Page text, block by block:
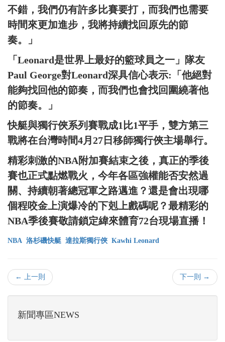
不錯，我們仍有許多比賽要打，而我們也需要
時間來更加進步，我將持續找回原先的節
奏。」
「Leonard是世界上最好的籃球員之一」隊友
Paul George對Leonard深具信心表示:「他絕對
能夠找回他的節奏，而我們也會找回圍繞著他
的節奏。」
快艇與獨行俠系列賽戰成1比1平手，雙方第三
戰將在台灣時間4月27日移師獨行俠主場舉行。
精彩刺激的NBA附加賽結束之後，真正的季後
賽也正式點燃戰火，今年各區強權能否安然過
關、持續朝著總冠軍之路邁進？還是會出現哪
個程咬金上演爆冷的下剋上戲碼呢？最精彩的
NBA季後賽敬請鎖定緯來體育72台現場直播！
NBA 洛杉磯快艇 達拉斯獨行俠 Kawhi Leonard
← 上一則 下一則 →
新聞專區NEWS